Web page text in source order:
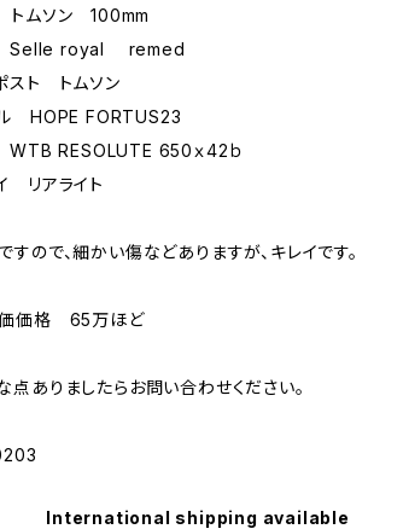
トムソン 100mm
Selle royal remed
スト トムソン
HOPE FORTUS23
WTB RESOLUTE 650ｘ42ｂ
リアライト
すので、細かい傷などありますが、キレイです。
価格 65万ほど
点ありましたらお問い合わせください。
International shipping available